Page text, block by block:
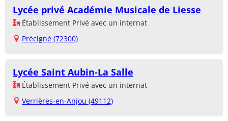
Lycée privé Académie Musicale de Liesse
Établissement Privé avec un internat
Précigné (72300)
Lycée Saint Aubin-La Salle
Établissement Privé avec un internat
Verrières-en-Anjou (49112)